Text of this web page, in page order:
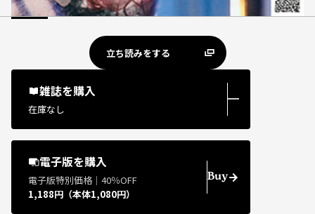
立ち読みをする
雑誌を購入
在庫なし
―
電子版を購入
電子版特別価格｜40％OFF
1,188円（本体1,080円）
Buy